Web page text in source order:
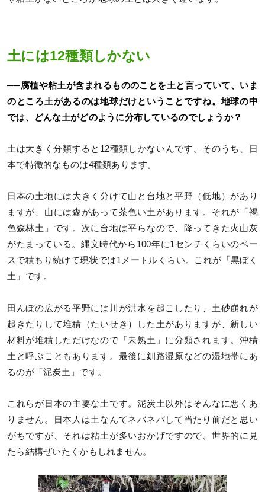
土には12種類しかない
──腐植や粘土が含まれるもののことを土と言っていて、いま
のところ土があるのは地球だけということですね。地球の中
では、どんな土がどのように分布しているのでしょうか？
土は大きく分類すると12種類しかないんです。そのうち、日
本で特徴的なものは4種類あります。
日本の土地には大きく分けて山と台地と平野（低地）があり
ますが、山には森があって茶色い土があります。それが「褐
色森林土」です。次に台地は平らなので、降ってきた火山灰
がたまっている。縄文時代から100年に1センチくらいのペー
スで積もり続けて現状では1メートルくらい。これが「黒ぼく
土」です。
田んぼの広がる平野には川が洪水を起こしたり、土砂崩れが
起きたりして堆積（たいせき）した土がありますが、新しい
材料が堆積しただけなので「未熟土」に分類されます。沖積
土と呼ぶこともあります。最後に釧路湿原などの湿地帯にあ
るのが「泥炭土」です。
これらが日本の主要な土です。泥炭土以外はそんなに悪くあ
りません。日本人は土なんてネバネバして当たり前だと思い
がちですが、それは粘土が多いおかげですので、世界的に見
たら結構ぜいたくかもしれません。